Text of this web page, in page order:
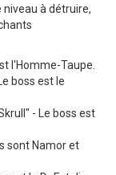
niveau à détruire,
l'Homme-Taupe.
boss est le
- Le boss est
sont Namor et